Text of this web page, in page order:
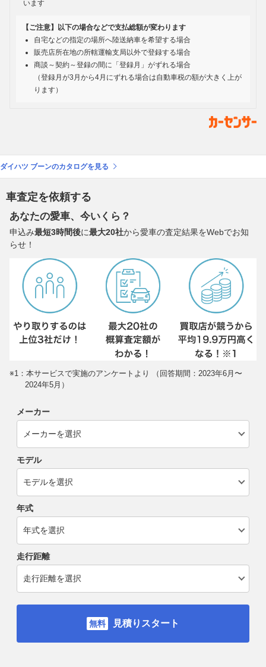
います
【ご注意】以下の場合などで支払総額が変わります
自宅などの指定の場所へ陸送納車を希望する場合
販売店所在地の所轄運輸支局以外で登録する場合
商談～契約～登録の間に「登録月」がずれる場合
（登録月が3月から4月にずれる場合は自動車税の額が大きく上が
ります）
ダイハツ ブーンのカタログを見る
車査定を依頼する
あなたの愛車、今いくら？
申込み最短3時間後に最大20社から愛車の査定結果をWebでお知
らせ！
※1：本サービスで実施のアンケートより （回答期間：2023年6月〜
2024年5月）
メーカー
モデル
年式
走行距離
見積りスタート